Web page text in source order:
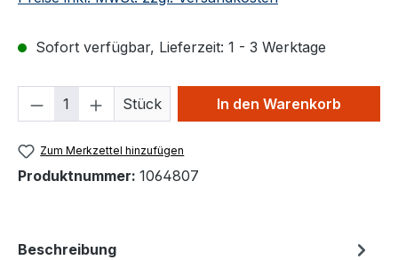
Sofort verfügbar, Lieferzeit: 1 - 3 Werktage
Produkt Anzahl: Gib den
Stück In den Warenkorb
Zum Merkzettel hinzufügen
Produktnummer: 1064807
Beschreibung